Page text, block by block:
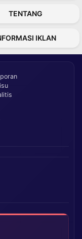
TENTANG
IKLAN